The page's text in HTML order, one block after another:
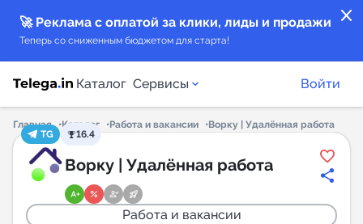
close
🚀 Реклама с оплатой за клики, лиды и продажи
Теперь со сниженным бюджетом для старта!
Каталог Сервисы
Каталог каналов
Каталог ботов
Войти
Главная Каталог Работа и вакансии
Ворку | Удалённая работа
TG
16.4
Ворку | Удалённая работа
Работа и вакансии